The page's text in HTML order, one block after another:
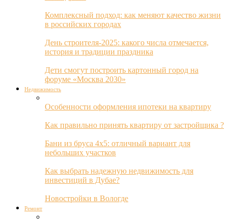
Комплексный подход: как меняют качество жизни
в российских городах
День строителя-2025: какого числа отмечается,
история и традиции праздника
Дети смогут построить картонный город на
форуме «Москва 2030»
Недвижимость
Особенности оформления ипотеки на квартиру
Как правильно принять квартиру от застройщика ?
Бани из бруса 4х5: отличный вариант для
небольших участков
Как выбрать надежную недвижимость для
инвестиций в Дубае?
Новостройки в Вологде
Ремонт